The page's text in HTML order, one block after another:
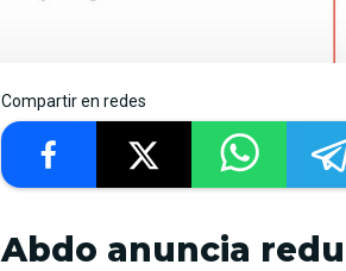
Compartir en redes
Abdo anuncia